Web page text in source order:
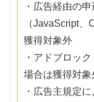
・広告経由の
（JavaScript
獲得対象外
・アドブロッ
場合は獲得対象
・広告主規定